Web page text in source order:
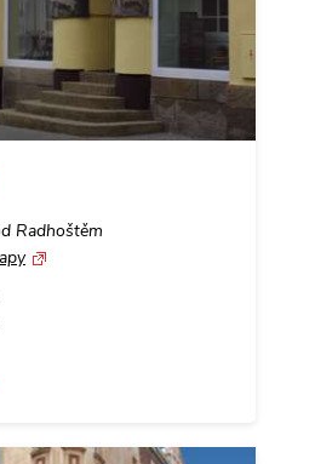
Radhoštěm